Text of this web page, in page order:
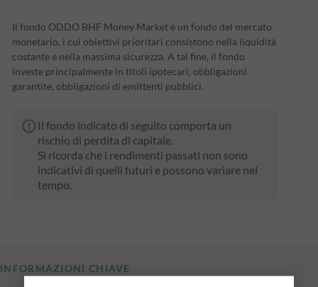
Il fondo ODDO BHF Money Market è un fondo del mercato
monetario, i cui obiettivi prioritari consistono nella liquidità
costante e nella massima sicurezza. A tal fine, il fondo
investe principalmente in titoli ipotecari, obbligazioni
garantite, obbligazioni di emittenti pubblici.
Il fondo indicato di seguito comporta un
rischio di perdita di capitale.
Si ricorda che i rendimenti passati non sono
indicativi di quelli futuri e possono variare nel
tempo.
INFORMAZIONI CHIAVE